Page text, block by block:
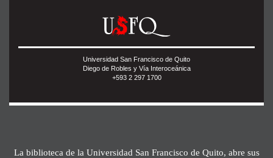
Universidad San Francisco de Quito
Diego de Robles y Vía Interoceánica
+593 2 297 1700
La biblioteca de la Universidad San Francisco de Quito, abre sus